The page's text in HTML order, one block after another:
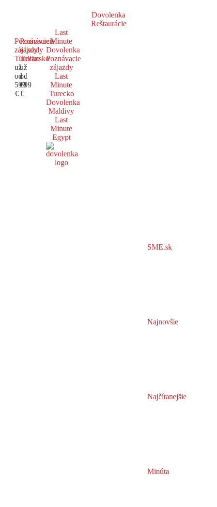
Dovolenka
Reštaurácie
Poznávacie
zájazdy
Turecko
už
od
599
€
Poznávacie
zájazdy
Taliansko
už
od
699
€
Last
Minute
Dovolenka
Poznávacie
zájazdy
Last
Minute
Turecko
Dovolenka
Maldivy
Last
Minute
Egypt
SME.sk
Najnovšie
Najčítanejšie
Minúta